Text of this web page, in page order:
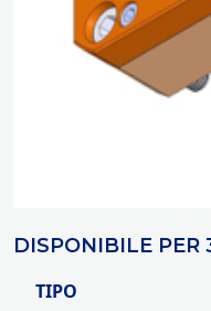
DISPONIBILE PER
TIPO